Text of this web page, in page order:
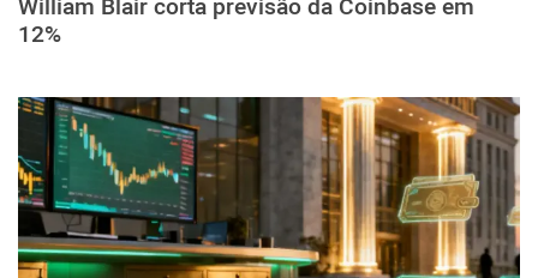
William Blair corta previsão da Coinbase em
12%